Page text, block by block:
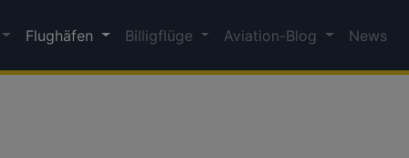
Flughäfen Billigflüge Aviation-Blog News